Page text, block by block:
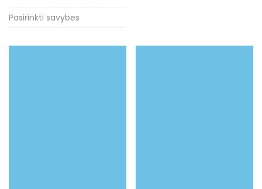
Pasirinkti savybes